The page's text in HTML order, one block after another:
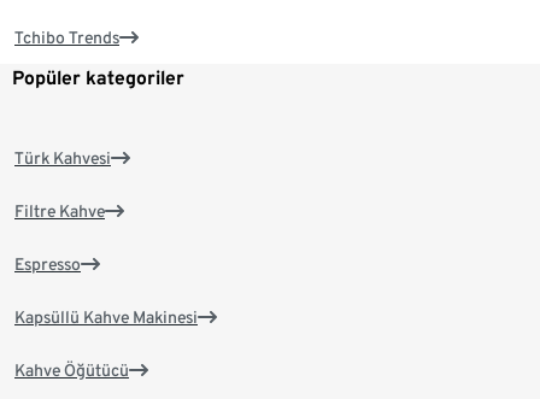
Tchibo Trends
Popüler kategoriler
Türk Kahvesi
Filtre Kahve
Espresso
Kapsüllü Kahve Makinesi
Kahve Öğütücü